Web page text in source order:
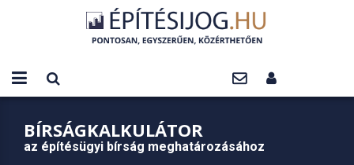
BÍRSÁGKALKULÁTOR
az építésügyi bírság meghatározásához